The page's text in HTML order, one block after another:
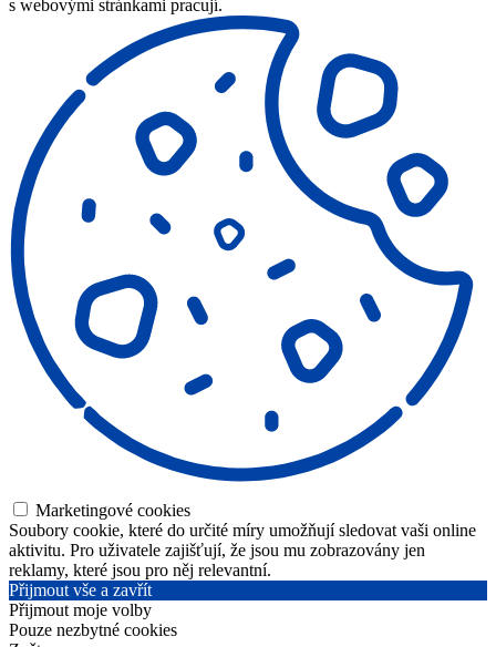
s webovými stránkami pracují.
Marketingové cookies
Soubory cookie, které do určité míry umožňují sledovat vaši online
aktivitu. Pro uživatele zajišťují, že jsou mu zobrazovány jen
reklamy, které jsou pro něj relevantní.
Přijmout vše a zavřít
Přijmout moje volby
Pouze nezbytné cookies